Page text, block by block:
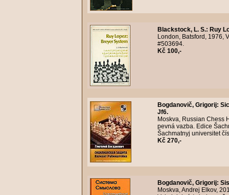
Blackstock, L. S.: Ruy
London, Batsford, 1976,
#503694.
Kč 100,-
Bogdanovič, Grigorij:
Jf6.
Moskva, Russian Chess
pevná vazba. Edice
Šachmatnyj universitet
Kč 270,-
Bogdanovič, Grigorij:
Moskva, Andrej Elkov,